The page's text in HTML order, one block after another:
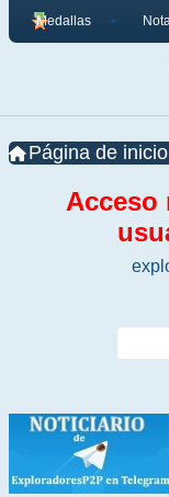
Medallas
Página de inicio
Acceso